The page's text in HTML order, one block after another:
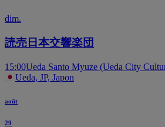
dim.
読売日本交響楽団
15:00Ueda Santo Myuze (Ueda City
Ueda, JP, Japon
août
29